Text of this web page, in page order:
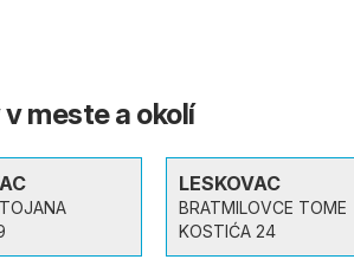
meste a okolí
LESKOVAC
BRATMILOVCE TOME
KOSTIĆA 24